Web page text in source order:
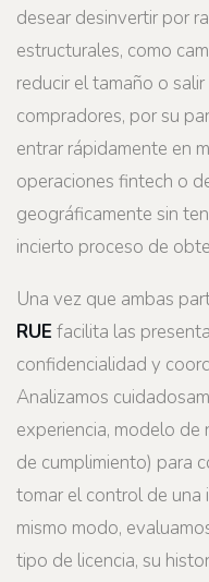
desear desinvertir por
estructurales, como
reducir el tamaño o
compradores, por su
entrar rápidamente en
operaciones fintech o
geográficamente sin
incierto proceso de
Una vez que ambas
RUE facilita las
confidencialidad y
Analizamos
experiencia, modelo de
de cumplimiento) para
tomar el control de una
mismo modo,
tipo de licencia, su